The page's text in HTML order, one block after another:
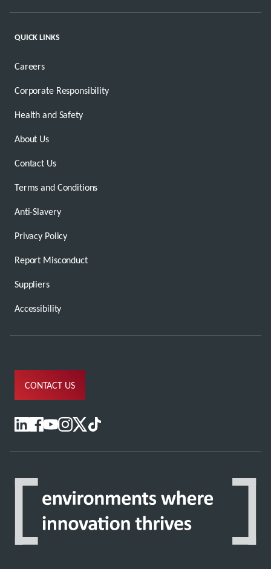
QUICK LINKS
Careers
Corporate Responsibility
Health and Safety
About Us
Contact Us
Terms and Conditions
Anti-Slavery
Privacy Policy
Report Misconduct
Suppliers
Accessibility
CONTACT US